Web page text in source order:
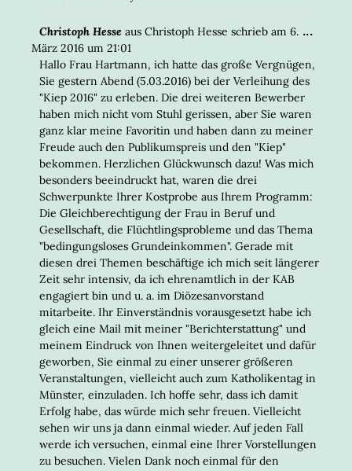
Christoph Hesse aus Christoph Hesse schrieb am 6.
März 2016 um 21:01
Hallo Frau Hartmann, ich hatte das große Vergnügen,
Sie gestern Abend (5.03.2016) bei der Verleihung des
"Kiep 2016" zu erleben. Die drei weiteren Bewerber
haben mich nicht vom Stuhl gerissen, aber Sie waren
ganz klar meine Favoritin und haben dann zu meiner
Freude auch den Publikumspreis und den "Kiep"
bekommen. Herzlichen Glückwunsch dazu! Was mich
besonders beeindruckt hat, waren die drei
Schwerpunkte Ihrer Kostprobe aus Ihrem Programm:
Die Gleichberechtigung der Frau in Beruf und
Gesellschaft, die Flüchtlingsprobleme und das Thema
"bedingungsloses Grundeinkommen". Gerade mit
diesen drei Themen beschäftige ich mich seit längerer
Zeit sehr intensiv, da ich ehrenamtlich in der KAB
engagiert bin und u. a. im Diözesanvorstand
mitarbeite. Ihr Einverständnis vorausgesetzt habe ich
gleich eine Mail mit meiner "Berichterstattung" und
meinem Eindruck von Ihnen weitergeleitet und dafür
geworben, Sie einmal zu einer unserer größeren
Veranstaltungen, vielleicht auch zum Katholikentag in
Münster, einzuladen. Ich hoffe sehr, dass ich damit
Erfolg habe, das würde mich sehr freuen. Vielleicht
sehen wir uns ja dann einmal wieder. Auf jeden Fall
werde ich versuchen, einmal eine Ihrer Vorstellungen
zu besuchen. Vielen Dank noch einmal für den
...DIESE
EIN-/